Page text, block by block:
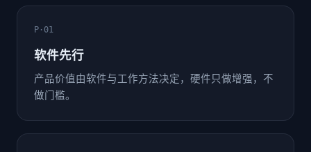
P·01
软件先行
产品价值由软件与工作方法决定，硬件只做增强，不
做门槛。